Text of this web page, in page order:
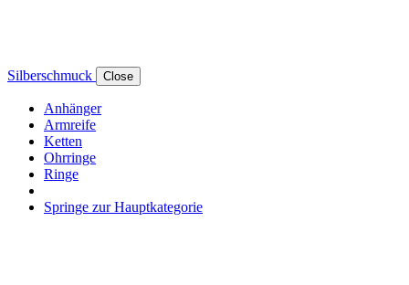
Silberschmuck Close
Anhänger
Armreife
Ketten
Ohrringe
Ringe
Springe zur Hauptkategorie